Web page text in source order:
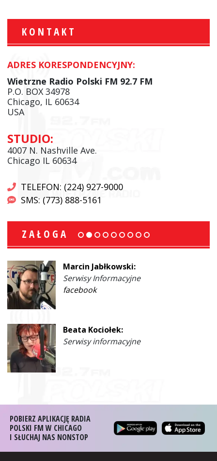
KONTAKT
ADRES KORESPONDENCYJNY:
Wietrzne Radio Polski FM 92.7 FM
P.O. BOX 34978
Chicago, IL 60634
USA
STUDIO:
4007 N. Nashville Ave.
Chicago IL 60634
TELEFON: (224) 927-9000
SMS: (773) 888-5161
ZAŁOGA
Marcin Jabłkowski:
Serwisy Informacyjne
facebook
Beata Kociołek:
Serwisy informacyjne
POBIERZ APLIKACJĘ RADIA
POLSKI FM W CHICAGO
I SŁUCHAJ NAS NONSTOP